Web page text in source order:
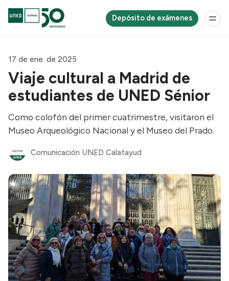
Depósito de exámenes
17 de ene. de 2025
Viaje cultural a Madrid de
estudiantes de UNED Sénior
Como colofón del primer cuatrimestre, visitaron el
Museo Arqueológico Nacional y el Museo del Prado.
Comunicación UNED Calatayud